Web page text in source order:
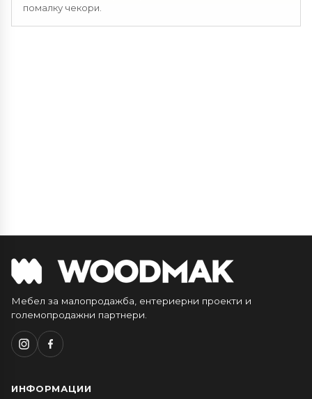
помалку чекори.
Мебел за малопродажба, ентериерни проекти и
големопродажни партнери.
ИНФОРМАЦИИ